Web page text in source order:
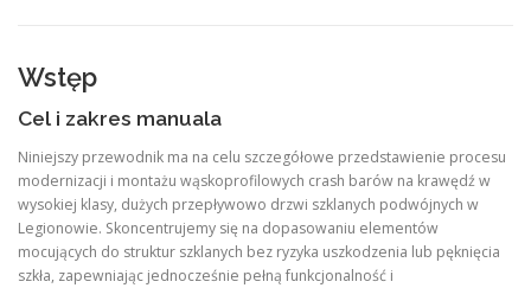
Wstęp
Cel i zakres manuala
Niniejszy przewodnik ma na celu szczegółowe przedstawienie procesu
modernizacji i montażu wąskoprofilowych crash barów na krawędź w
wysokiej klasy, dużych przepływowo drzwi szklanych podwójnych w
Legionowie. Skoncentrujemy się na dopasowaniu elementów
mocujących do struktur szklanych bez ryzyka uszkodzenia lub pęknięcia
szkła, zapewniając jednocześnie pełną funkcjonalność i